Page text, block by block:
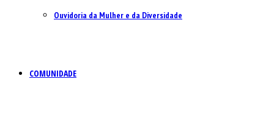
Ouvidoria da Mulher e da Diversidade
COMUNIDADE